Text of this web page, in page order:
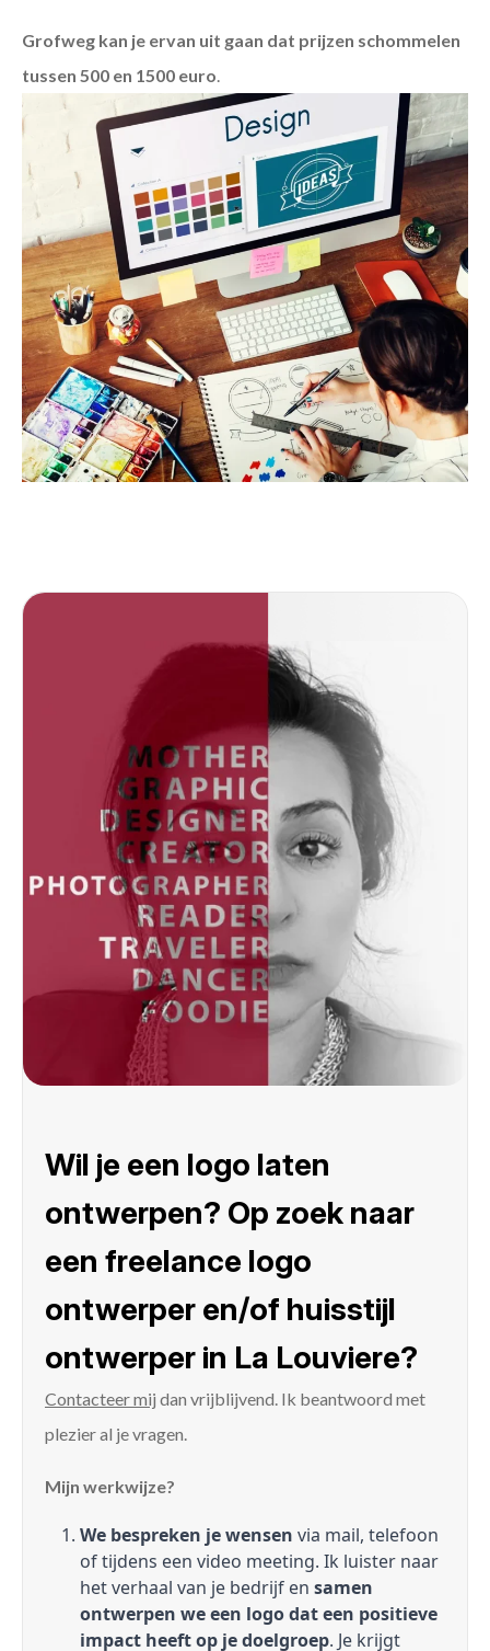
Grofweg kan je ervan uit gaan dat prijzen schommelen
tussen 500 en 1500 euro.
Wil je een logo laten
ontwerpen? Op zoek naar
een freelance logo
ontwerper en/of huisstijl
ontwerper in La Louviere?
Contacteer mij dan vrijblijvend. Ik beantwoord met
plezier al je vragen.
Mijn werkwijze?
We bespreken je wensen via mail, telefoon
of tijdens een video meeting. Ik luister naar
het verhaal van je bedrijf en samen
ontwerpen we een logo dat een positieve
impact heeft op je doelgroep. Je krijgt